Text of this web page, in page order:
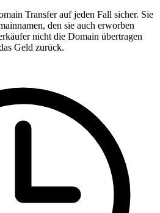
Transfer auf jeden Fall sicher. Sie
den sie auch erworben
nicht die Domain übertragen
Geld zurück.